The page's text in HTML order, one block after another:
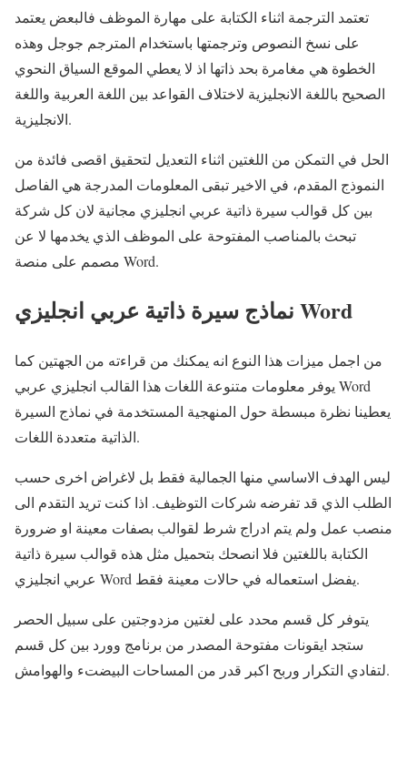
تعتمد الترجمة اثناء الكتابة على مهارة الموظف فالبعض يعتمد
على نسخ النصوص وترجمتها باستخدام المترجم جوجل وهذه
الخطوة هي مغامرة بحد ذاتها اذ لا يعطي الموقع السياق النحوي
الصحيح باللغة الانجليزية لاختلاف القواعد بين اللغة العربية واللغة
الانجليزية.
الحل في التمكن من اللغتين اثناء التعديل لتحقيق اقصى فائدة من
النموذج المقدم، في الاخير تبقى المعلومات المدرجة هي الفاصل
بين كل قوالب سيرة ذاتية عربي انجليزي مجانية لان كل شركة
تبحث بالمناصب المفتوحة على الموظف الذي يخدمها لا عن
مصمم على منصة Word.
نماذج سيرة ذاتية عربي انجليزي Word
من اجمل ميزات هذا النوع انه يمكنك من قراءته من الجهتين كما
يوفر معلومات متنوعة اللغات هذا القالب انجليزي عربي Word
يعطينا نظرة مبسطة حول المنهجية المستخدمة في نماذج السيرة
الذاتية متعددة اللغات.
ليس الهدف الاساسي منها الجمالية فقط بل لاغراض اخرى حسب
الطلب الذي قد تفرضه شركات التوظيف. اذا كنت تريد التقدم الى
منصب عمل ولم يتم ادراج شرط لقوالب بصفات معينة او ضرورة
الكتابة باللغتين فلا انصحك بتحميل مثل هذه قوالب سيرة ذاتية
عربي انجليزي Word يفضل استعماله في حالات معينة فقط.
يتوفر كل قسم محدد على لغتين مزدوجتين على سبيل الحصر
ستجد ايقونات مفتوحة المصدر من برنامج وورد بين كل قسم
لتفادي التكرار وربح اكبر قدر من المساحات البيضتء والهوامش.